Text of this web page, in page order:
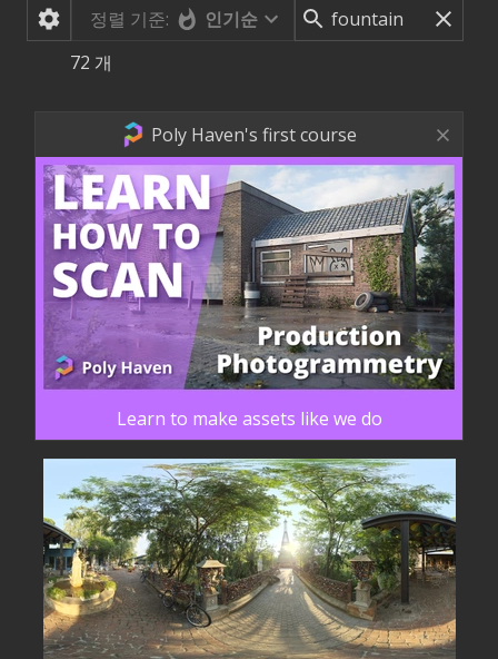
정렬 기준:
인기순
72 개
Poly Haven's first course
Learn to make assets like we do